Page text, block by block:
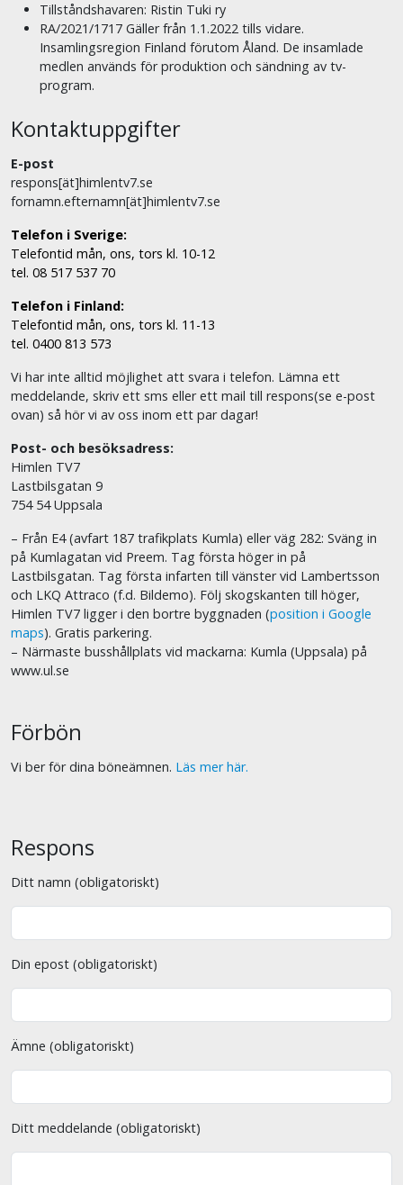
Tillståndshavaren: Ristin Tuki ry
RA/2021/1717 Gäller från 1.1.2022 tills vidare.
Insamlingsregion Finland förutom Åland. De insamlade
medlen används för produktion och sändning av tv-
program.
Kontaktuppgifter
E-post
respons[ät]himlentv7.se
fornamn.efternamn[ät]himlentv7.se
Telefon i Sverige:
Telefontid mån, ons, tors kl. 10-12
tel. 08 517 537 70
Telefon i Finland:
Telefontid mån, ons, tors kl. 11-13
tel. 0400 813 573
Vi har inte alltid möjlighet att svara i telefon. Lämna ett
meddelande, skriv ett sms eller ett mail till respons(se e-post
ovan) så hör vi av oss inom ett par dagar!
Post- och besöksadress:
Himlen TV7
Lastbilsgatan 9
754 54 Uppsala
– Från E4 (avfart 187 trafikplats Kumla) eller väg 282: Sväng in
på Kumlagatan vid Preem. Tag första höger in på
Lastbilsgatan. Tag första infarten till vänster vid Lambertsson
och LKQ Attraco (f.d. Bildemo). Följ skogskanten till höger,
Himlen TV7 ligger i den bortre byggnaden (position i Google
maps). Gratis parkering.
– Närmaste busshållplats vid mackarna: Kumla (Uppsala) på
www.ul.se
Förbön
Vi ber för dina böneämnen. Läs mer här.
Respons
Ditt namn (obligatoriskt)
Din epost (obligatoriskt)
Ämne (obligatoriskt)
Ditt meddelande (obligatoriskt)